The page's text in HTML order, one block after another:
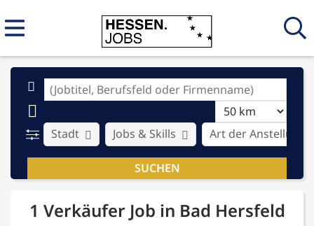
Stadt Art der Anstellung
Jobs & Skills
1 Verkäufer Job in Bad Hersfeld